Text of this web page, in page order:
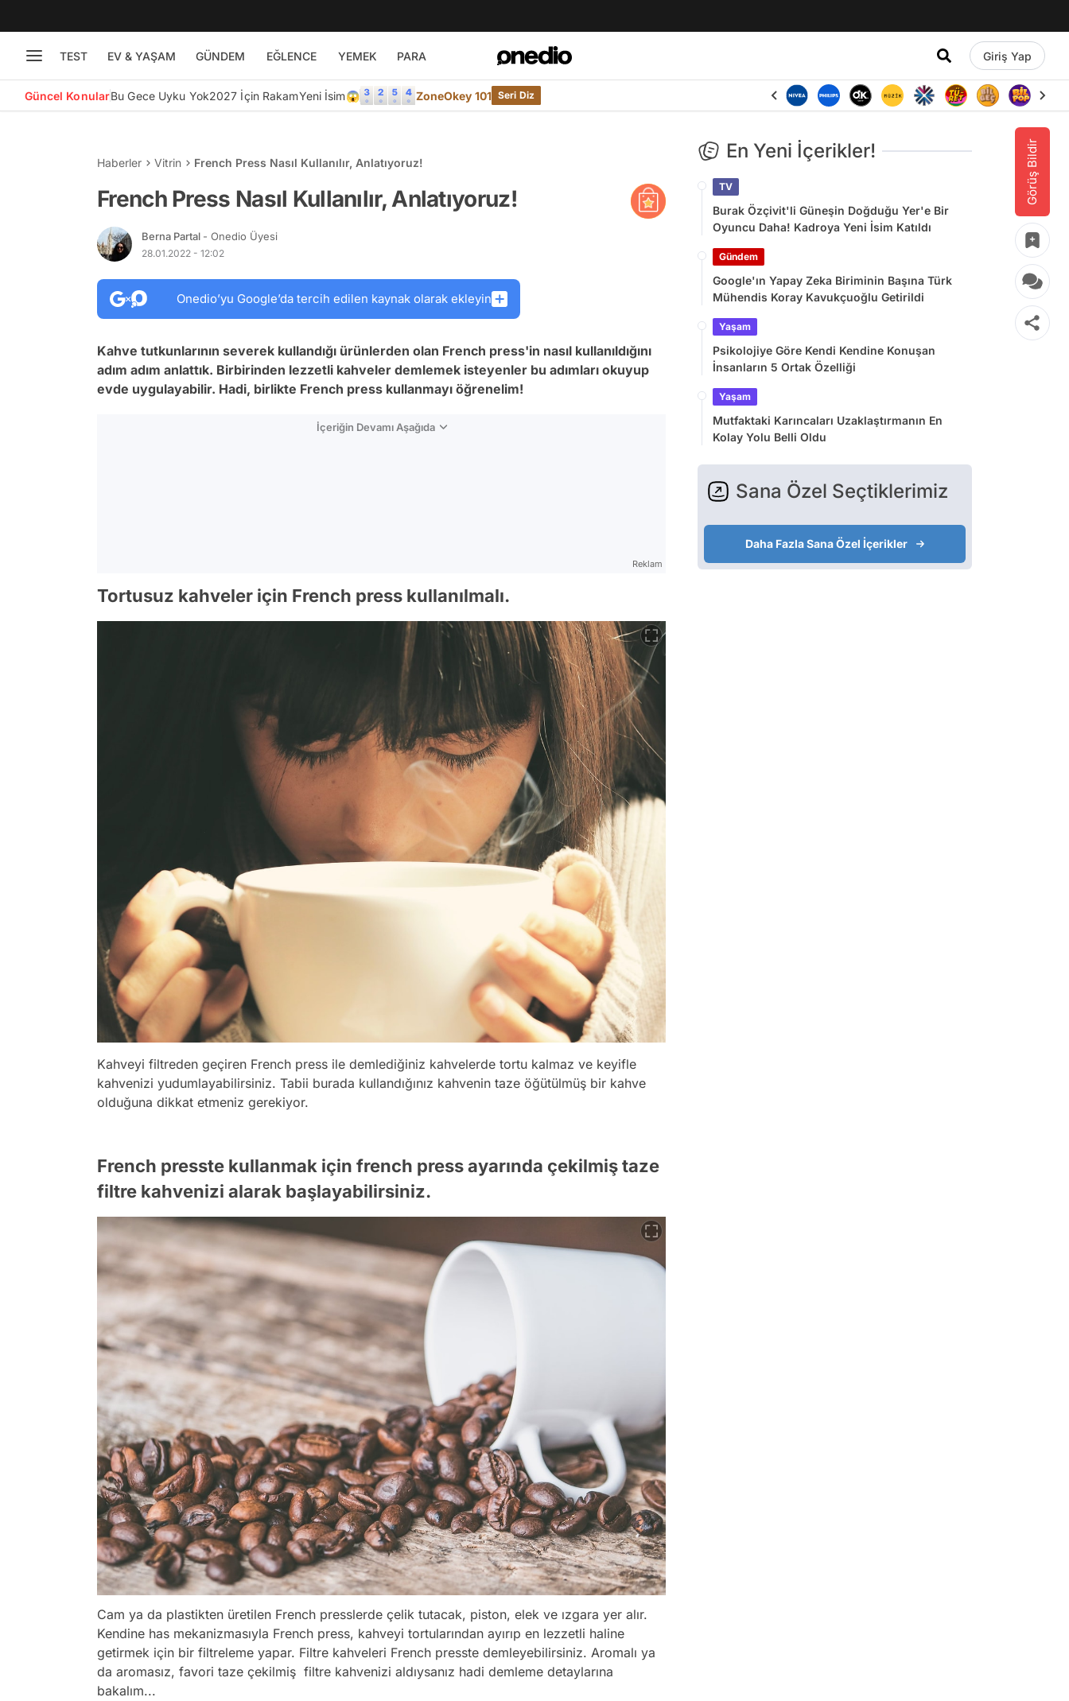
TEST EV & YAŞAM GÜNDEM EĞLENCE YEMEK PARA Giriş Yap
Güncel KonularBu Gece Uyku Yok2027 İçin RakamYeni İsim😱 ZoneOkey 101 Seri Diz
Görüş Bildir
Haberler Vitrin French Press Nasıl Kullanılır, Anlatıyoruz!
French Press Nasıl Kullanılır, Anlatıyoruz!
Berna Partal - Onedio Üyesi
28.01.2022 - 12:02
Onedio’yu Google’da tercih edilen kaynak olarak ekleyin
Kahve tutkunlarının severek kullandığı ürünlerden olan French press'in nasıl kullanıldığını
adım adım anlattık. Birbirinden lezzetli kahveler demlemek isteyenler bu adımları okuyup
evde uygulayabilir. Hadi, birlikte French press kullanmayı öğrenelim!
İçeriğin Devamı Aşağıda
Reklam
Tortusuz kahveler için French press kullanılmalı.
Kahveyi filtreden geçiren French press ile demlediğiniz kahvelerde tortu kalmaz ve keyifle
kahvenizi yudumlayabilirsiniz. Tabii burada kullandığınız kahvenin taze öğütülmüş bir kahve
olduğuna dikkat etmeniz gerekiyor.
French presste kullanmak için french press ayarında çekilmiş taze
filtre kahvenizi alarak başlayabilirsiniz.
Cam ya da plastikten üretilen French presslerde çelik tutacak, piston, elek ve ızgara yer alır.
Kendine has mekanizmasıyla French press, kahveyi tortularından ayırıp en lezzetli haline
getirmek için bir filtreleme yapar. Filtre kahveleri French presste demleyebilirsiniz. Aromalı ya
da aromasız, favori taze çekilmiş filtre kahvenizi aldıysanız hadi demleme detaylarına
bakalım...
En Yeni İçerikler!
TV
Burak Özçivit'li Güneşin Doğduğu Yer'e Bir
Oyuncu Daha! Kadroya Yeni İsim Katıldı
Gündem
Google'ın Yapay Zeka Biriminin Başına Türk
Mühendis Koray Kavukçuoğlu Getirildi
Yaşam
Psikolojiye Göre Kendi Kendine Konuşan
İnsanların 5 Ortak Özelliği
Yaşam
Mutfaktaki Karıncaları Uzaklaştırmanın En
Kolay Yolu Belli Oldu
Sana Özel Seçtiklerimiz
Daha Fazla Sana Özel İçerikler